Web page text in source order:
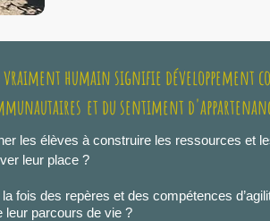
vraiment humain signifie
et du sentiment
les élèves à construire les ressources et
leur place ?
fois des repères et des compétences
leur parcours de vie ?